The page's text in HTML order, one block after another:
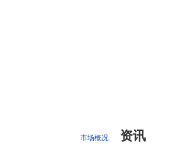
Defi
市场概况 资讯